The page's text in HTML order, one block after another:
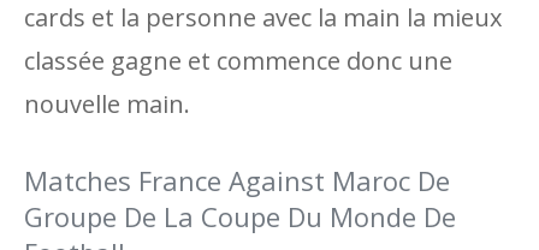
cards et la personne avec la main la mieux
classée gagne et commence donc une
nouvelle main.
Matches France Against Maroc De
Groupe De La Coupe Du Monde De